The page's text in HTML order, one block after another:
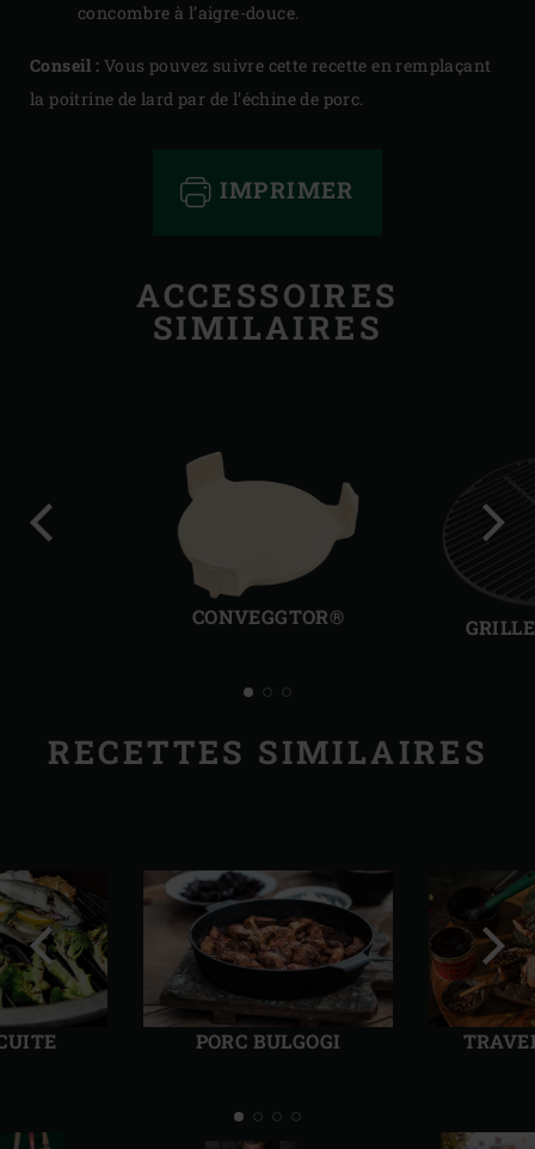
concombre à l’aigre-douce.
Conseil : Vous pouvez suivre cette recette en remplaçant
la poitrine de lard par de l’échine de porc.
IMPRIMER
ACCESSOIRES
SIMILAIRES
CONVEGGTOR®
RECETTES SIMILAIRES
PORC BULGOGI
Diapo
précédente